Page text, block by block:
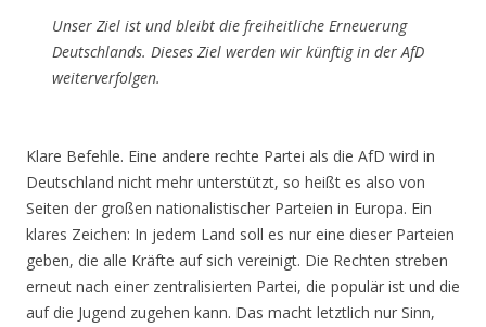
Unser Ziel ist und bleibt die freiheitliche Erneuerung
Deutschlands. Dieses Ziel werden wir künftig in der AfD
weiterverfolgen.
Klare Befehle. Eine andere rechte Partei als die AfD wird in
Deutschland nicht mehr unterstützt, so heißt es also von
Seiten der großen nationalistischer Parteien in Europa. Ein
klares Zeichen: In jedem Land soll es nur eine dieser Parteien
geben, die alle Kräfte auf sich vereinigt. Die Rechten streben
erneut nach einer zentralisierten Partei, die populär ist und die
auf die Jugend zugehen kann. Das macht letztlich nur Sinn,